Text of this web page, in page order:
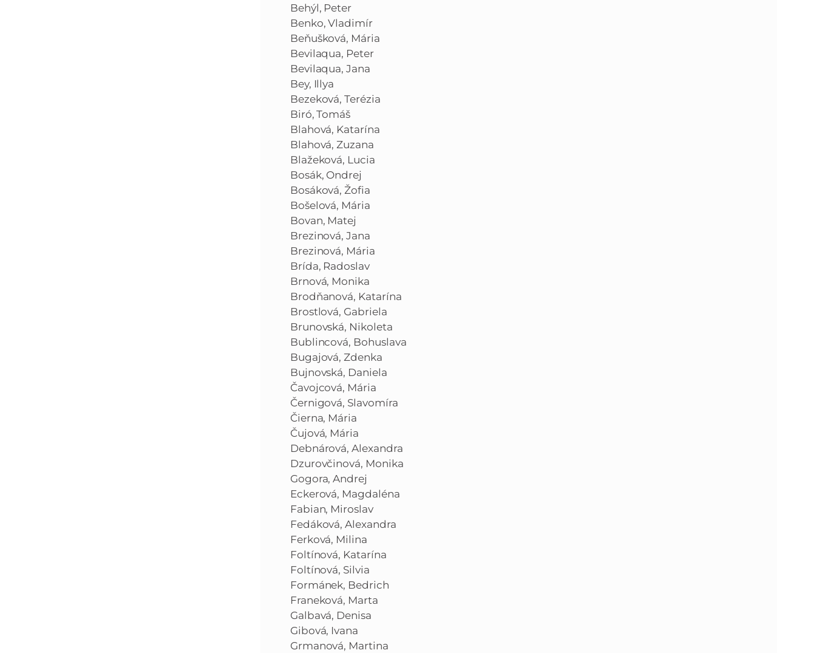
Behýl, Peter
Benko, Vladimír
Beňušková, Mária
Bevilaqua, Peter
Bevilaqua, Jana
Bey, Illya
Bezeková, Terézia
Biró, Tomáš
Blahová, Katarína
Blahová, Zuzana
Blažeková, Lucia
Bosák, Ondrej
Bosáková, Žofia
Bošelová, Mária
Bovan, Matej
Brezinová, Jana
Brezinová, Mária
Brída, Radoslav
Brnová, Monika
Brodňanová, Katarína
Brostlová, Gabriela
Brunovská, Nikoleta
Bublincová, Bohuslava
Bugajová, Zdenka
Bujnovská, Daniela
Čavojcová, Mária
Černigová, Slavomíra
Čierna, Mária
Čujová, Mária
Debnárová, Alexandra
Dzurovčinová, Monika
Gogora, Andrej
Eckerová, Magdaléna
Fabian, Miroslav
Fedáková, Alexandra
Ferková, Milina
Foltínová, Katarína
Foltínová, Silvia
Formánek, Bedrich
Franeková, Marta
Galbavá, Denisa
Gibová, Ivana
Grmanová, Martina